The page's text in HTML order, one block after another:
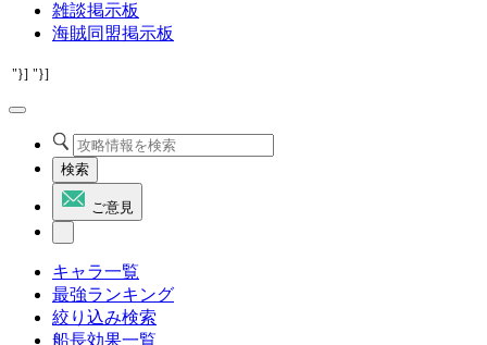
雑談掲示板
海賊同盟掲示板
"}] "}]
検索
ご意見
キャラ一覧
最強ランキング
絞り込み検索
船長効果一覧